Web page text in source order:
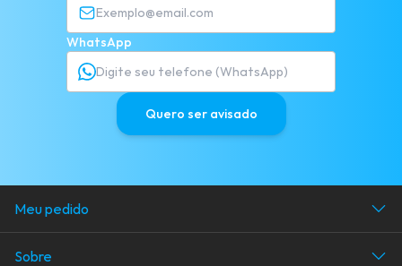
WhatsApp
Quero ser avisado
Meu pedido
Acompanhe seu pedido
Sobre